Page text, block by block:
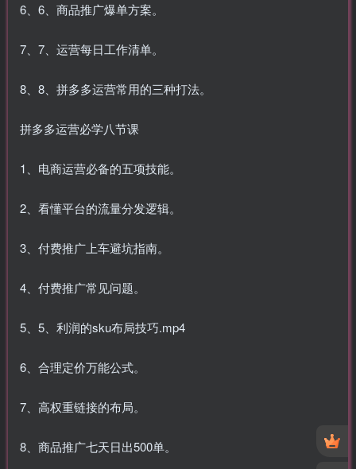
6、6、商品推广爆单方案。
7、7、运营每日工作清单。
8、8、拼多多运营常用的三种打法。
拼多多运营必学八节课
1、电商运营必备的五项技能。
2、看懂平台的流量分发逻辑。
3、付费推广上车避坑指南。
4、付费推广常见问题。
5、5、利润的sku布局技巧.mp4
6、合理定价万能公式。
7、高权重链接的布局。
8、商品推广七天日出500单。